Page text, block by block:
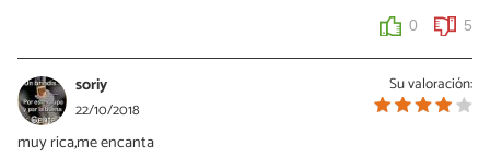
0 5
Su valoración:
soriy
22/10/2018
muy rica,me encanta